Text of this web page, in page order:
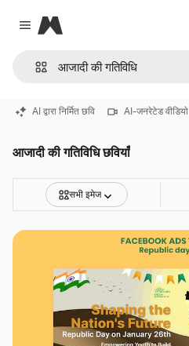
Close menu
Magnific
AI द्वारा निर्मित छवि AI-जनरेटेड वीडियो
आजादी की गतिविधि छवियाँ
सभी इमेज